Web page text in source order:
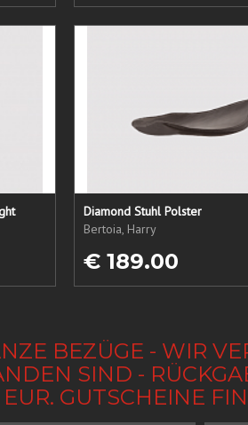
Diamond Stuhl Polster
Bertoia, Harry
€ 189.00
BEZÜGE - WIR
SIND -
GUTSCHEINE